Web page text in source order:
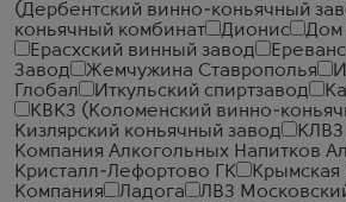
(Дербентский винно-коньячный
коньячный комбинат
Дионис
Дом
Ерасхский винный завод
Завод
Жемчужина Ставрополья
Глобал
Иткульский спиртзавод
КВКЗ (Коломенский винно-
Кизлярский коньячный завод
Компания Алкогольных Напитков
Кристалл-Лефортово ГК
Компания
Ладога
ЛВЗ